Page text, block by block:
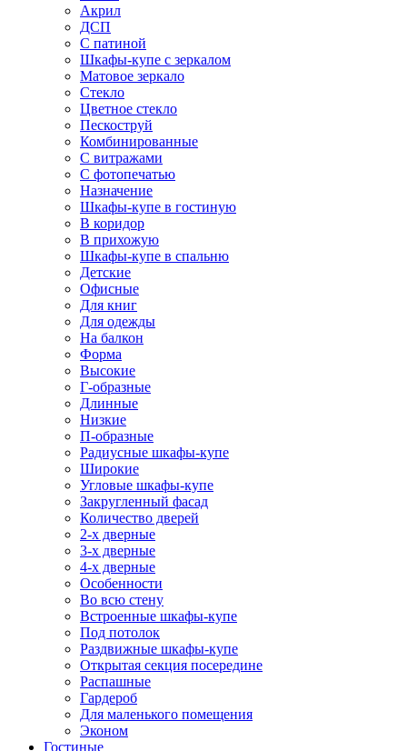
Акрил
ДСП
С патиной
Шкафы-купе с зеркалом
Матовое зеркало
Стекло
Цветное стекло
Пескоструй
Комбинированные
С витражами
С фотопечатью
Назначение
Шкафы-купе в гостиную
В коридор
В прихожую
Шкафы-купе в спальню
Детские
Офисные
Для книг
Для одежды
На балкон
Форма
Высокие
Г-образные
Длинные
Низкие
П-образные
Радиусные шкафы-купе
Широкие
Угловые шкафы-купе
Закругленный фасад
Количество дверей
2-х дверные
3-х дверные
4-х дверные
Особенности
Во всю стену
Встроенные шкафы-купе
Под потолок
Раздвижные шкафы-купе
Открытая секция посередине
Распашные
Гардероб
Для маленького помещения
Эконом
Гостиные